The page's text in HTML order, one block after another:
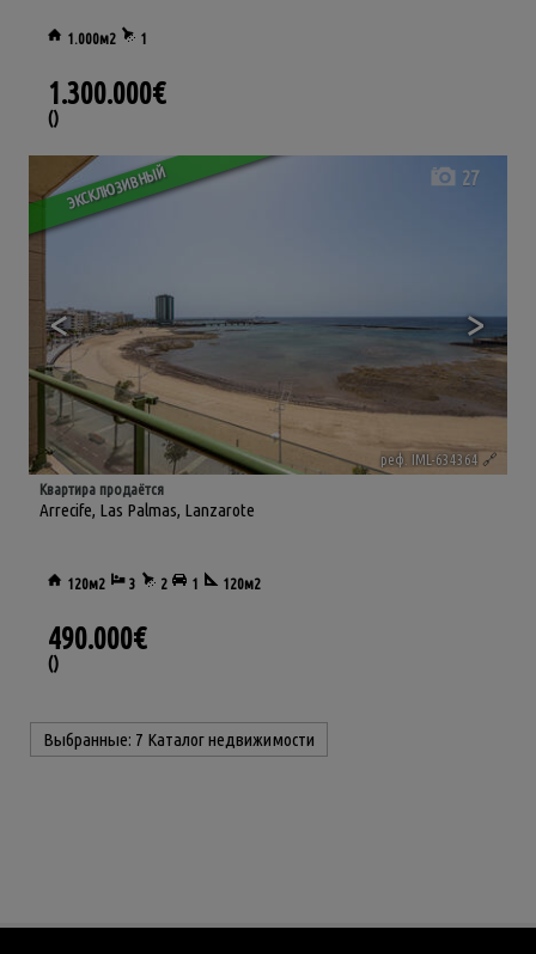
1.000м2 1
1.300.000€
()
ЭКСКЛЮЗИВНЫЙ
< >
27
реф. IML-634364 🔗
Arrecife, Las Palmas, Lanzarote
Квартира продаётся
120м2 3 2 1 120м2
490.000€
()
Выбранные: 7 Каталог недвижимости